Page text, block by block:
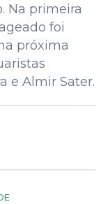
Na primeira
foi
próxima
e Almir Sater.